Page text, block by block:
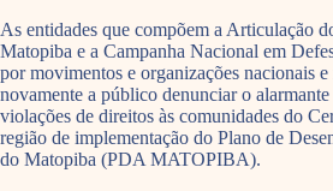
As entidades que compõem a Articulação
Matopiba e a Campanha Nacional em
por movimentos e organizações nacionais
novamente a público denunciar o
violações de direitos às comunidades do
região de implementação do Plano de
do Matopiba (PDA MATOPIBA).